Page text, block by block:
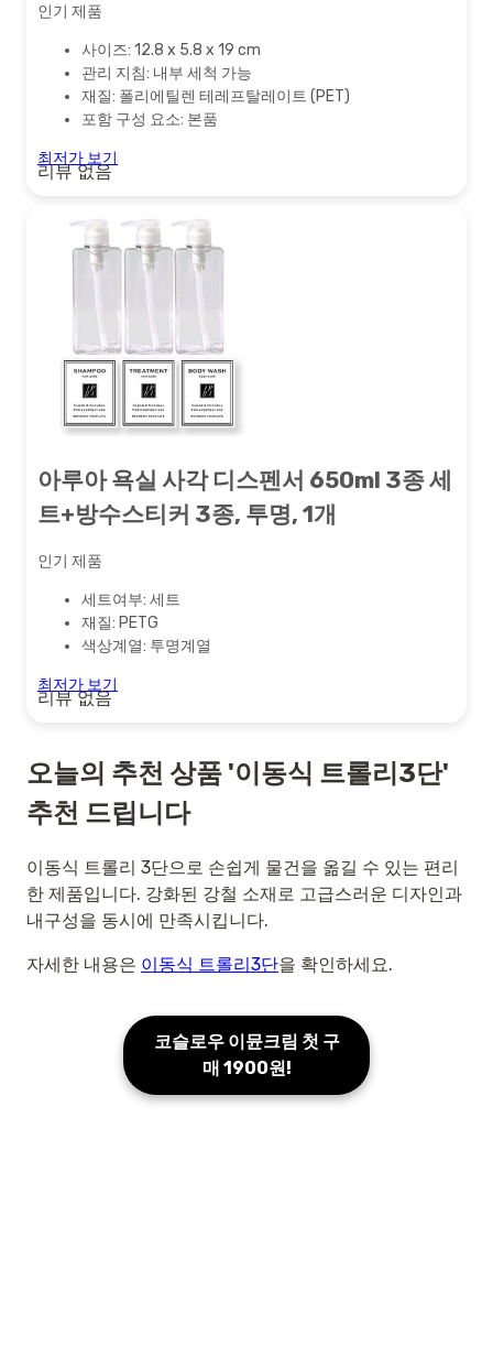
인기 제품
사이즈: 12.8 x 5.8 x 19 cm
관리 지침: 내부 세척 가능
재질: 폴리에틸렌 테레프탈레이트 (PET)
포함 구성 요소: 본품
최저가 보기
리뷰 없음
아루아 욕실 사각 디스펜서 650ml 3종 세
트+방수스티커 3종, 투명, 1개
인기 제품
세트여부: 세트
재질: PETG
색상계열: 투명계열
최저가 보기
리뷰 없음
오늘의 추천 상품 '이동식 트롤리3단'
추천 드립니다
이동식 트롤리 3단으로 손쉽게 물건을 옮길 수 있는 편리
한 제품입니다. 강화된 강철 소재로 고급스러운 디자인과
내구성을 동시에 만족시킵니다.
자세한 내용은 이동식 트롤리3단을 확인하세요.
코슬로우 이뮨크림 첫 구
매 1900원!